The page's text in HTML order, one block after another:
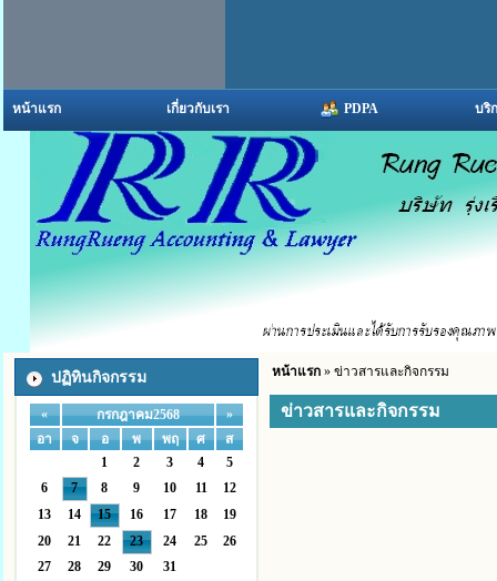
หน้าแรก เกี่ยวกับเรา PDPA บริ
ปฏิทินกิจกรรม
« กรกฎาคม2568
»
อา
จ อ พ พฤ ศ
ส
1
2 3 4
5
6
7 8 9 10 11
12
13
14 15 16 17 18
19
20
21 22 23 24 25
26
27
28 29 30 31
หน้าแรก» ข่าวสารและกิจกรรม
ข่าวสารและกิจกรรม